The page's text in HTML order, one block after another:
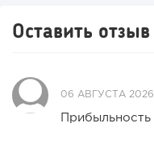
Оставить отзыв
06 АВГУСТА 2026
Прибыльность